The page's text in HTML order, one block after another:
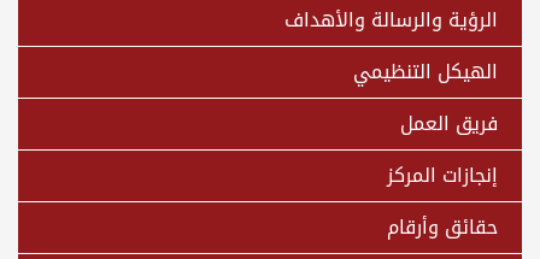
الرؤية والرسالة والأهداف
الهيكل التنظيمي
فريق العمل
إنجازات المركز
حقائق وأرقام